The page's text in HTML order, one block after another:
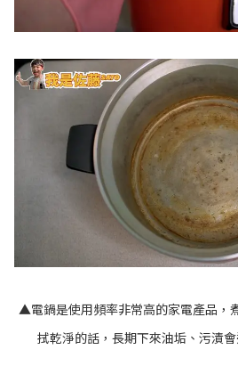
▲電鍋是使用頻率非常高的家電產品，
拭乾淨的話，長期下來油垢、污漬